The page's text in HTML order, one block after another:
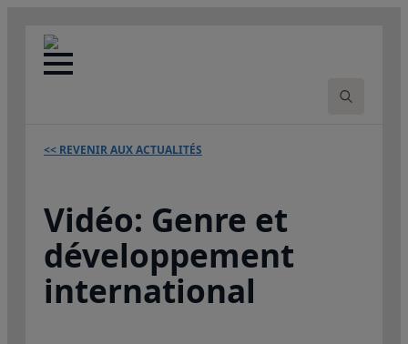
<< REVENIR AUX ACTUALITÉS
Vidéo: Genre et
développement
international